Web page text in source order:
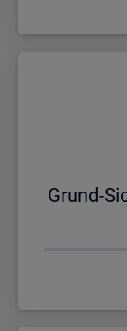
Grund-